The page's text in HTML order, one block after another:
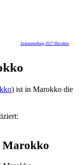
>>
Zeitumstellung 2027 Marokko
) ist in Marokko die
Marokko